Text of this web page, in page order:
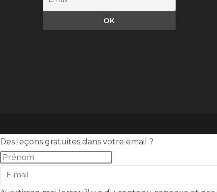
Des leçons gratuites dans votre email ?